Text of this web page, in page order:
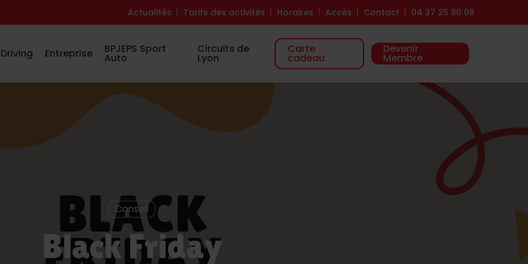
Actualités Tarifs des activités Horaires Accès Contact 04 37 25 90 08
Driving Entreprise BPJEPS Sport
Auto
Circuits de
Lyon
Carte
cadeau
Devenir
Membre
Conseil
Black Friday